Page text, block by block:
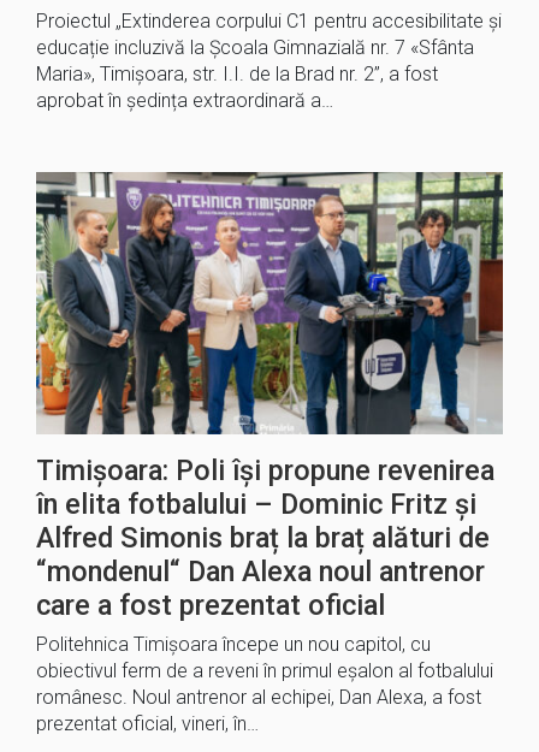
Proiectul „Extinderea corpului C1 pentru accesibilitate și
educație incluzivă la Școala Gimnazială nr. 7 «Sfânta
Maria», Timișoara, str. I.I. de la Brad nr. 2”, a fost
aprobat în ședința extraordinară a…
Timișoara: Poli își propune revenirea
în elita fotbalului – Dominic Fritz și
Alfred Simonis braț la braț alături de
“mondenul“ Dan Alexa noul antrenor
care a fost prezentat oficial
Politehnica Timișoara începe un nou capitol, cu
obiectivul ferm de a reveni în primul eșalon al fotbalului
românesc. Noul antrenor al echipei, Dan Alexa, a fost
prezentat oficial, vineri, în…